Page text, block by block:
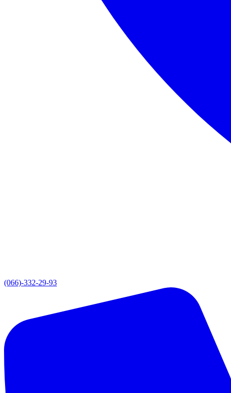
(066)-332-29-93